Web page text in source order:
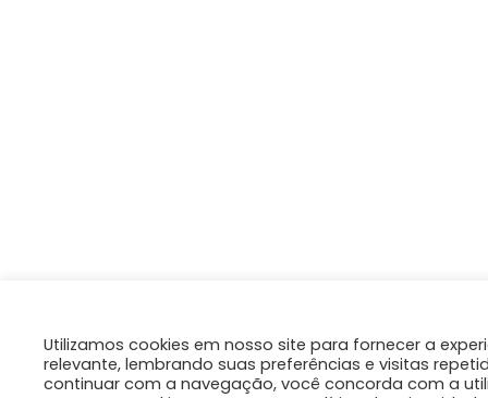
Utilizamos cookies em nosso site para fornecer a
relevante, lembrando suas preferências e visitas
continuar com a navegação, você concorda com a